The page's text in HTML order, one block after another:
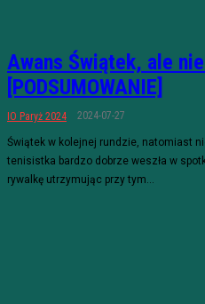
Awans Świątek, ale
[PODSUMOWANIE]
IO Paryż 2024 2024-07-27
Świątek w kolejnej rundzie, natomiast
tenisistka bardzo dobrze weszła w
rywalkę utrzymując przy tym...